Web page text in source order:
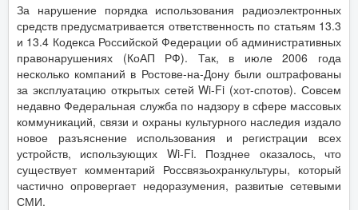
За нарушение порядка использования радиоэлектронных
средств предусматривается ответственность по статьям 13.3
и 13.4 Кодекса Российской Федерации об административных
правонарушениях (КоАП РФ). Так, в июле 2006 года
несколько компаний в Ростове-на-Дону были оштрафованы
за эксплуатацию открытых сетей Wi-Fi (хот-спотов). Совсем
недавно Федеральная служба по надзору в сфере массовых
коммуникаций, связи и охраны культурного наследия издало
новое разъяснение использования и регистрации всех
устройств, использующих Wi-Fi. Позднее оказалось, что
существует комментарий Россвязьохранкультуры, который
частично опровергает недоразумения, развитые сетевыми
СМИ.